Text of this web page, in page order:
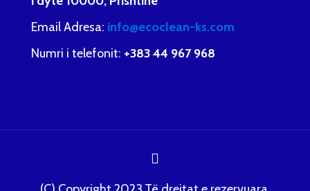
Email Adresa: info@ecoclean-ks.com
Numri i telefonit: +383 44 967 968